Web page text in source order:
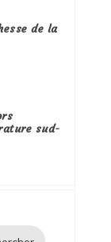
de la
sud-